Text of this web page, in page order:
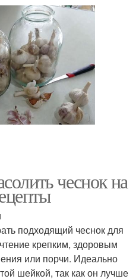
чеснок на
подходящий чеснок для
крепким, здоровым
или порчи. Идеально
шейкой, так как он лучше